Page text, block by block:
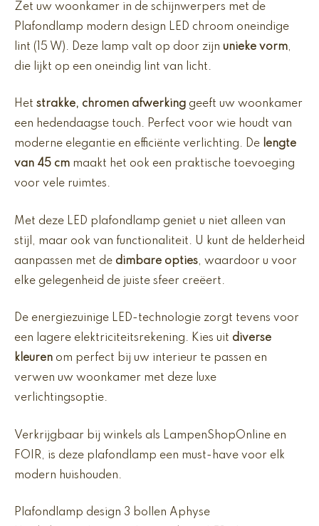
Zet uw woonkamer in de schijnwerpers met de
Plafondlamp modern design LED chroom oneindige
lint (15 W). Deze lamp valt op door zijn unieke vorm,
die lijkt op een oneindig lint van licht.
Het strakke, chromen afwerking geeft uw woonkamer
een hedendaagse touch. Perfect voor wie houdt van
moderne elegantie en efficiënte verlichting. De lengte
van 45 cm maakt het ook een praktische toevoeging
voor vele ruimtes.
Met deze LED plafondlamp geniet u niet alleen van
stijl, maar ook van functionaliteit. U kunt de helderheid
aanpassen met de dimbare opties, waardoor u voor
elke gelegenheid de juiste sfeer creëert.
De energiezuinige LED-technologie zorgt tevens voor
een lagere elektriciteitsrekening. Kies uit diverse
kleuren om perfect bij uw interieur te passen en
verwen uw woonkamer met deze luxe
verlichtingsoptie.
Verkrijgbaar bij winkels als LampenShopOnline en
FOIR, is deze plafondlamp een must-have voor elk
modern huishouden.
Plafondlamp design 3 bollen Aphyse